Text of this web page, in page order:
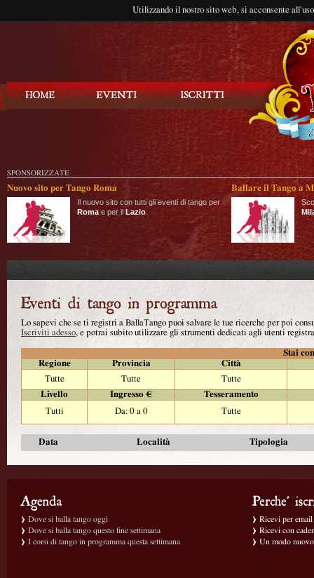
Utilizzando il nostro sito web, si acconsente
SPONSORIZZATE
Nuovo sito per Tango Roma
Il nuovo sito con tutti gli eventi di tango per
Roma e per il Lazio
Ballare il Tango a
Lo sapevi che se ti registri a BallaTango puoi salvare le tue ricerche per poi
Iscriviti adesso, e potrai subito utilizzare gli strumenti dedicati agli utenti
Stai
Regione
Provincia
Città
Tutte
Tutte
Tutte
Livello
Ingresso €
Tesseramento
Tutti
Da: 0 a 0 Tutte
Data Località Tipologia
Dove si balla tango oggi
Dove si balla tango questo fine settimana
I corsi di tango in programma questa settimana
Ricevi per
Ricevi con
Un modo